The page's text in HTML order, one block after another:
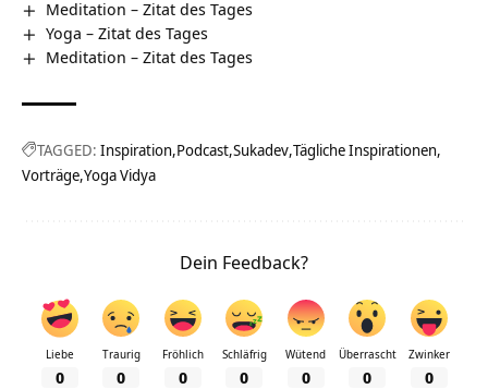
Meditation – Zitat des Tages
Yoga – Zitat des Tages
Meditation – Zitat des Tages
TAGGED: Inspiration Podcast Sukadev Tägliche Inspirationen
Vorträge Yoga Vidya
Dein Feedback?
Liebe
0
Traurig
0
Fröhlich
0
Schläfrig
0
Wütend
0
Überrascht
0
Zwinker
0